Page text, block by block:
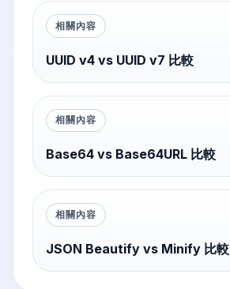
相關內容
UUID v4 vs UUID v7 比較
相關內容
Base64 vs Base64URL 比較
相關內容
JSON Beautify vs Minify 比較